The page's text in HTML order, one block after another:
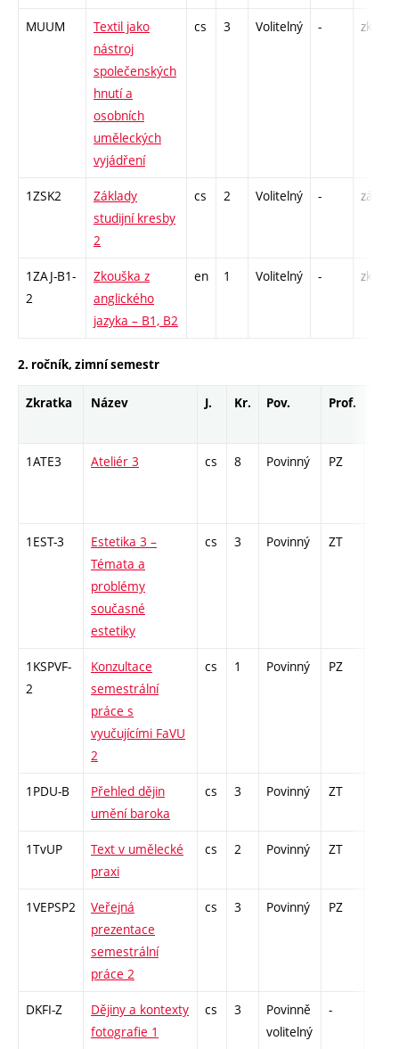
MUUM
Textil jako
nástroj
společenských
hnutí a
osobních
uměleckých
vyjádření
cs 3 Volitelný - zk
1ZSK2
Základy
studijní kresby
2
cs 2 Volitelný - zá
1ZAJ-B1-
2
Zkouška z
anglického
jazyka – B1, B2
en 1 Volitelný - zk
2. ročník, zimní semestr
Zkratka Název J. Kr. Pov. Prof.
1ATE3 Ateliér 3 cs 8 Povinný PZ
1EST-3
Estetika 3 –
Témata a
problémy
současné
estetiky
cs 3 Povinný ZT
1KSPVF-
2
Konzultace
semestrální
práce s
vyučujícími FaVU
2
cs 1 Povinný PZ
1PDU-B
Přehled dějin
umění baroka
cs 3 Povinný ZT
1TvUP
Text v umělecké
praxi
cs 2 Povinný ZT
1VEPSP2
Veřejná
prezentace
semestrální
práce 2
cs 3 Povinný PZ
DKFI-Z
Dějiny a kontexty
fotografie 1
cs 3
Povinně
volitelný
-